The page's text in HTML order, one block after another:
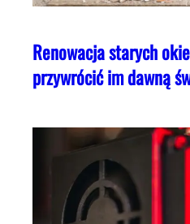
Renowacja starych
przywrócić im dawną